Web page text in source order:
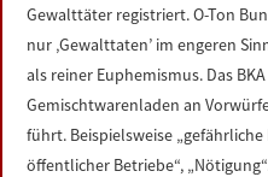
Gewalttäter registriert. O-Ton
nur ‚Gewalttaten’ im engeren
als reiner Euphemismus. Das
Gemischtwarenladen an
führt. Beispielsweise
öffentlicher Betriebe“,